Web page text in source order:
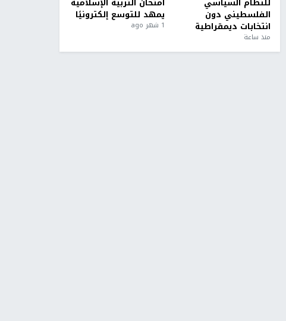
الفلسطيني دون
انتخابات ديمقراطية
منذ ساعة
يمهد للتوسع إلكترونيًا
1 شهر ago